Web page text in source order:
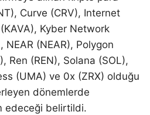
Curve (CRV), Internet
Kyber Network
NEAR (NEAR), Polygon
Ren (REN), Solana (SOL),
(UMA) ve 0x (ZRX) olduğu
dönemlerde
edeceği belirtildi.